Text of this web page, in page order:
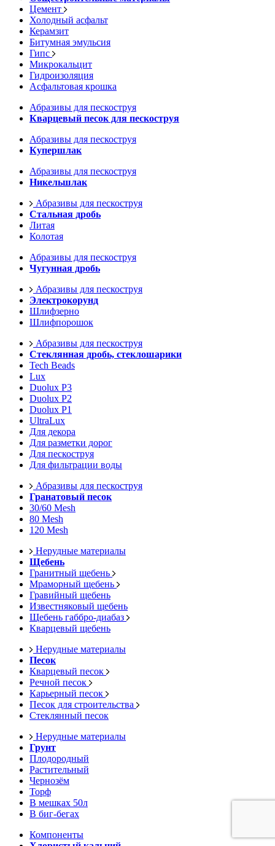
Цемент
Холодный асфальт
Керамзит
Битумная эмульсия
Гипс
Микрокальцит
Гидроизоляция
Асфальтовая крошка
Абразивы для пескоструя
Кварцевый песок для пескоструя
Абразивы для пескоструя
Купершлак
Абразивы для пескоструя
Никельшлак
Абразивы для пескоструя
Стальная дробь
Литая
Колотая
Абразивы для пескоструя
Чугунная дробь
Абразивы для пескоструя
Электрокорунд
Шлифзерно
Шлифпорошок
Абразивы для пескоструя
Стеклянная дробь, стеклошарики
Tech Beads
Lux
Duolux P3
Duolux P2
Duolux P1
UltraLux
Для декора
Для разметки дорог
Для пескоструя
Для фильтрации воды
Абразивы для пескоструя
Гранатовый песок
30/60 Mesh
80 Mesh
120 Mesh
Нерудные материалы
Щебень
Гранитный щебень
Мраморный щебень
Гравийный щебень
Известняковый щебень
Щебень габбро-диабаз
Кварцевый щебень
Нерудные материалы
Песок
Кварцевый песок
Речной песок
Карьерный песок
Песок для строительства
Стеклянный песок
Нерудные материалы
Грунт
Плодородный
Растительный
Чернозём
Торф
В мешках 50л
В биг-бегах
Компоненты